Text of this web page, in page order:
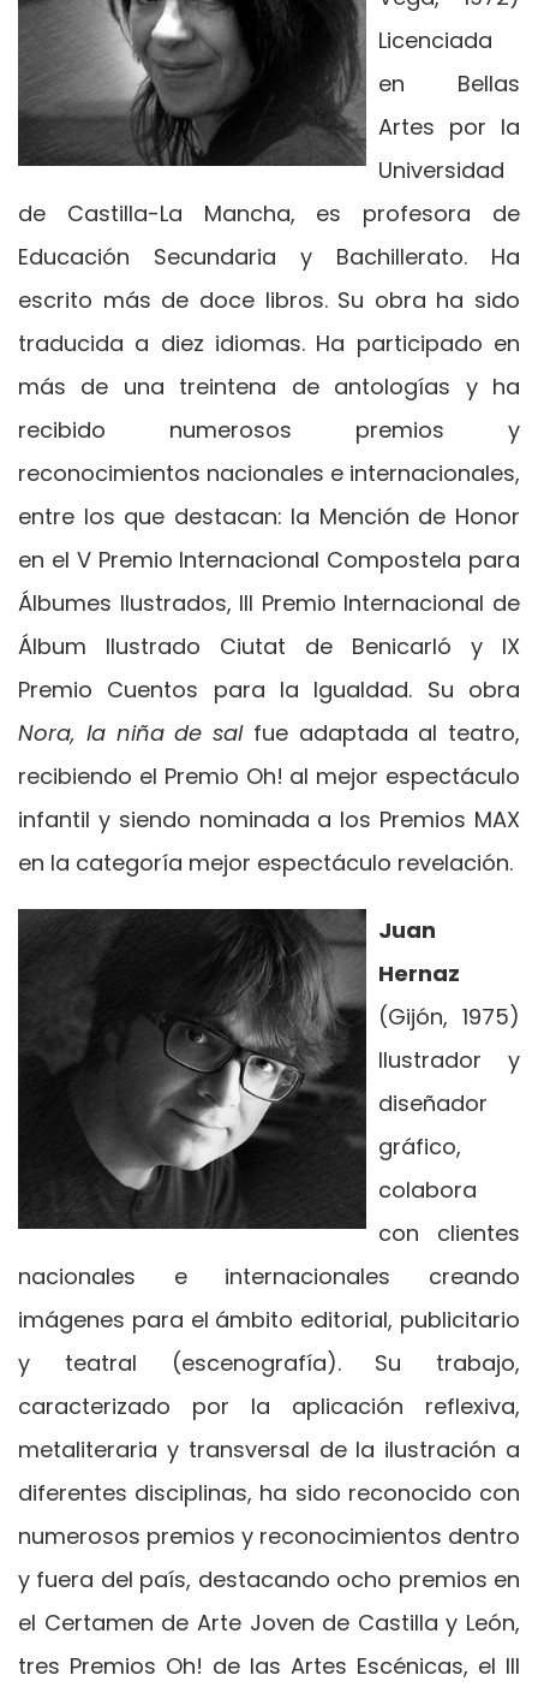
Licenciada
en Bellas
Artes por la
Universidad
de Castilla-La Mancha, es profesora de
Educación Secundaria y Bachillerato. Ha
escrito más de doce libros. Su obra ha sido
traducida a diez idiomas. Ha participado en
más de una treintena de antologías y ha
recibido numerosos premios y
reconocimientos nacionales e internacionales,
entre los que destacan: la Mención de Honor
en el V Premio Internacional Compostela para
Álbumes Ilustrados, III Premio Internacional de
Álbum Ilustrado Ciutat de Benicarló y IX
Premio Cuentos para la Igualdad. Su obra
Nora, la niña de sal fue adaptada al teatro,
recibiendo el Premio Oh! al mejor espectáculo
infantil y siendo nominada a los Premios MAX
en la categoría mejor espectáculo revelación.
Juan
Hernaz
(Gijón, 1975)
Ilustrador y
diseñador
gráfico,
colabora
con clientes
nacionales e internacionales creando
imágenes para el ámbito editorial, publicitario
y teatral (escenografía). Su trabajo,
caracterizado por la aplicación reflexiva,
metaliteraria y transversal de la ilustración a
diferentes disciplinas, ha sido reconocido con
numerosos premios y reconocimientos dentro
y fuera del país, destacando ocho premios en
el Certamen de Arte Joven de Castilla y León,
tres Premios Oh! de las Artes Escénicas, el III